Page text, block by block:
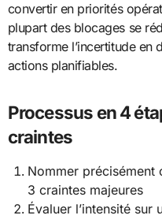
convertir en priorités
plupart des blocages se
transforme l’incertitude en
actions planifiables.
Processus en 4
craintes
Nommer précisément
3 craintes majeures
Évaluer l’intensité sur